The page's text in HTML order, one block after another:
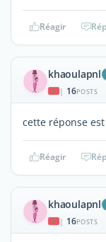
Réagir
khaoulapnl
| 16POSTS
cette réponse
Réagir
khaoulapnl
| 16POSTS